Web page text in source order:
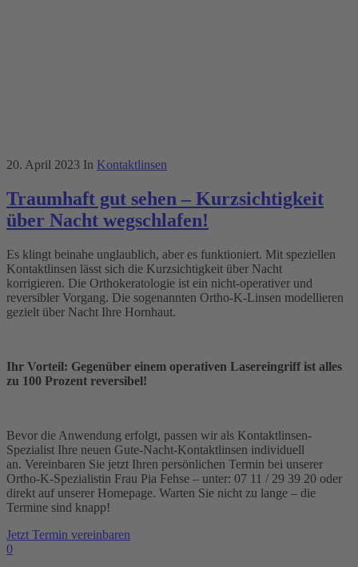
20. April 2023 In Kontaktlinsen
Traumhaft gut sehen – Kurzsichtigkeit
über Nacht wegschlafen!
Es klingt beinahe unglaublich, aber es funktioniert. Mit speziellen
Kontaktlinsen lässt sich die Kurzsichtigkeit über Nacht
korrigieren. Die Orthokeratologie ist ein nicht-operativer und
reversibler Vorgang. Die sogenannten Ortho-K-Linsen modellieren
gezielt über Nacht Ihre Hornhaut.
Ihr Vorteil: Gegenüber einem operativen Lasereingriff ist alles
zu 100 Prozent reversibel!
Bevor die Anwendung erfolgt, passen wir als Kontaktlinsen-
Spezialist Ihre neuen Gute-Nacht-Kontaktlinsen individuell
an. Vereinbaren Sie jetzt Ihren persönlichen Termin bei unserer
Ortho-K-Spezialistin Frau Pia Fehse – unter: 07 11 / 29 39 20 oder
direkt auf unserer Homepage. Warten Sie nicht zu lange – die
Termine sind knapp!
Jetzt Termin vereinbaren
0